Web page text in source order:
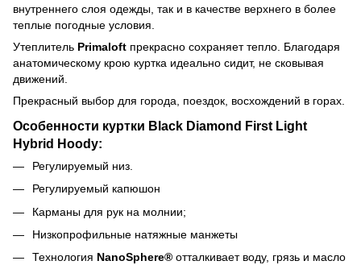
внутреннего слоя одежды, так и в качестве верхнего в более
теплые погодные условия.
Утеплитель Primaloft прекрасно сохраняет тепло. Благодаря
анатомическому крою куртка идеально сидит, не сковывая
движений.
Прекрасный выбор для города, поездок, восхождений в горах.
Особенности куртки Black Diamond First Light
Hybrid Hoody:
Регулируемый низ.
Регулируемый капюшон
Карманы для рук на молнии;
Низкопрофильные натяжные манжеты
Технология NanoSphere® отталкивает воду, грязь и масло